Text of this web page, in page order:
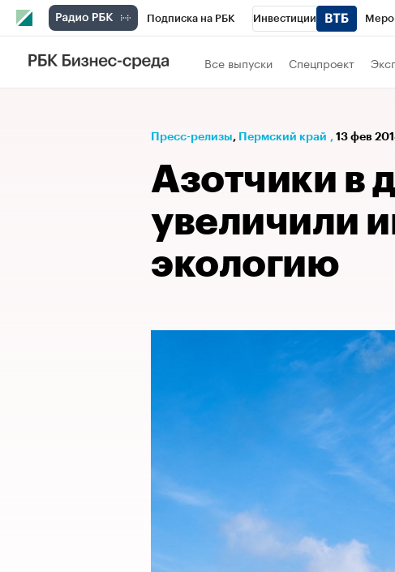
Подписка на РБК Инвестиции
Телеканал
Спецпроекты
Все выпуски Спецпроект
Пресс-релизы⁠, Пермский край , 13 фев
Азотчики в
увеличили
экологию